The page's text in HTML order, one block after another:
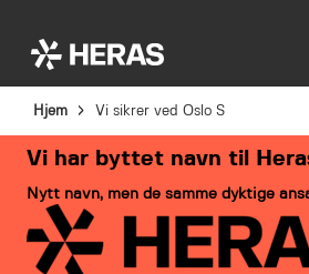
Hjem Vi sikrer ved Oslo S
Vi har byttet navn til
Nytt navn, men de samme dyktige